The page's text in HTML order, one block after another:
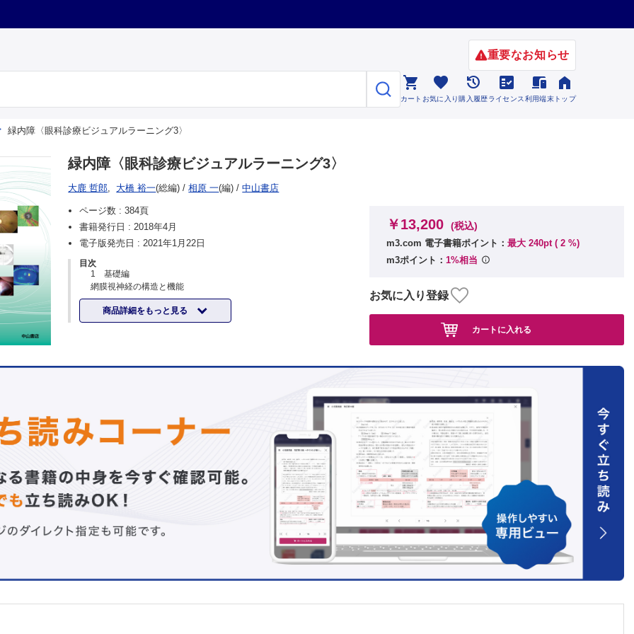
重要なお知らせ

カート

お気に入り

購入履歴

ライセンス

利用端末

トップ
緑内障〈眼科診療ビジュアルラーニング3〉
緑内障〈眼科診療ビジュアルラーニング3〉
大鹿 哲郎, 大橋 裕一(総編) /相原 一(編) /中山書店
ページ数 :384頁
書籍発行日 :2018年4月
電子版発売日 :2021年1月22日
目次
1 基礎編
網膜視神経の構造と機能
視神経乳頭と網膜神経線維
黄斑部と網膜神経節細胞
緑内障性視神経症
作用と分類
プロスタグランジン関連薬
配合薬
発症の危険因子と初期診断
主訴の聴取と検査手順
目標眼圧の設定と再評価
病型の判定と有病率
商品詳細をもっと見る
￥13,200 (税込)
m3.com 電子書籍ポイント： 最大 240pt ( 2 %)
m3ポイント： 1%相当
お気に入り登録
カートに入れる